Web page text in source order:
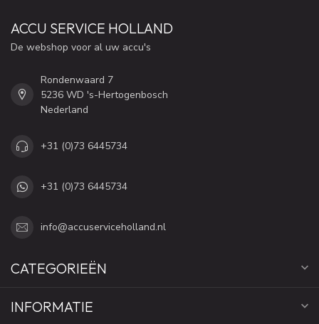
ACCU SERVICE HOLLAND
De webshop voor al uw accu's
Rondenwaard 7
5236 WD 's-Hertogenbosch
Nederland
+31 (0)73 6445734
+31 (0)73 6445734
info@accuserviceholland.nl
CATEGORIEËN
INFORMATIE